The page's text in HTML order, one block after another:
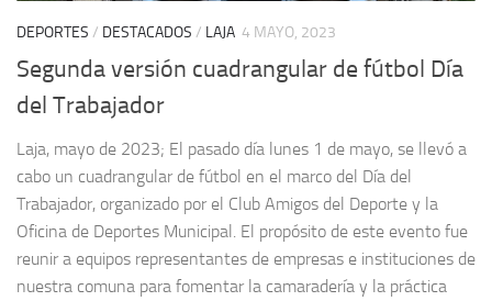
DEPORTES / DESTACADOS / LAJA 4 MAYO, 2023
Segunda versión cuadrangular de fútbol Día
del Trabajador
Laja, mayo de 2023; El pasado día lunes 1 de mayo, se llevó a
cabo un cuadrangular de fútbol en el marco del Día del
Trabajador, organizado por el Club Amigos del Deporte y la
Oficina de Deportes Municipal. El propósito de este evento fue
reunir a equipos representantes de empresas e instituciones de
nuestra comuna para fomentar la camaradería y la práctica